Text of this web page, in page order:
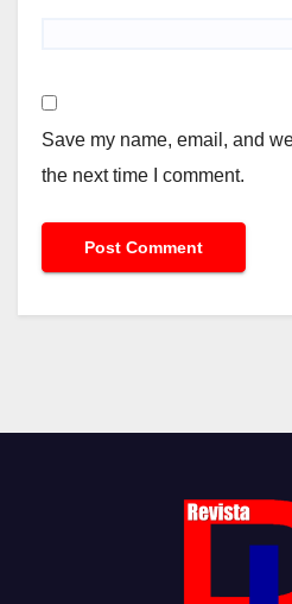
Save my name, email, and
the next time I comment.